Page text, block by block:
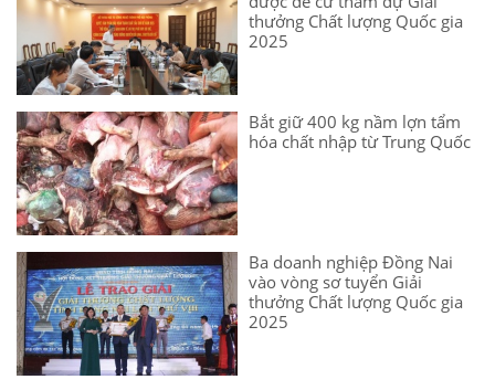
thưởng Chất lượng Quốc gia
2025
Bắt giữ 400 kg nầm lợn tẩm
hóa chất nhập từ Trung Quốc
Ba doanh nghiệp Đồng Nai
vào vòng sơ tuyển Giải
thưởng Chất lượng Quốc gia
2025